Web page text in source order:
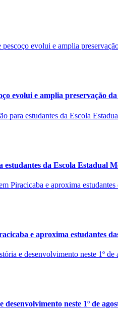
evolui e amplia preservação
da Escola Estadual
e aproxima estudantes
neste 1º de